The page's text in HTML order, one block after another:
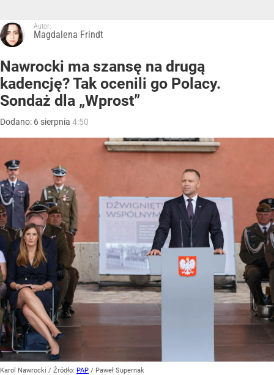
Autor:
Magdalena Frindt
Nawrocki ma szansę na drugą
kadencję? Tak ocenili go Polacy.
Sondaż dla „Wprost”
Dodano: 6 sierpnia 4:50
Karol Nawrocki / Źródło: PAP / Paweł Supernak